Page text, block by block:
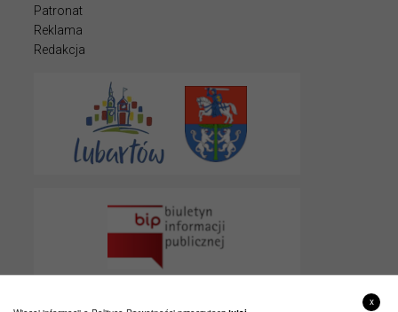
Patronat
Reklama
Redakcja
x